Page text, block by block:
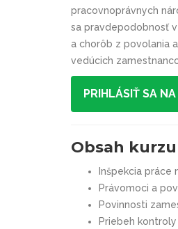
pracovnoprávnych
sa pravdepodobnosť
a chorôb z povolania
vedúcich
PRIHLÁSIŤ SA
Obsah kurzu
Inšpekcia práce
Právomoci a
Povinnosti
Priebeh